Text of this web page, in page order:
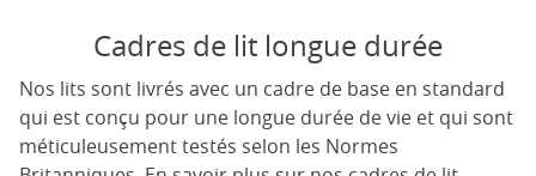
Cadres de lit longue durée
Nos lits sont livrés avec un cadre de base en standard
qui est conçu pour une longue durée de vie et qui sont
méticuleusement testés selon les Normes